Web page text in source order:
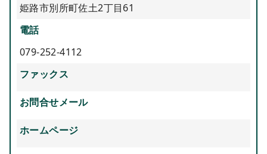
姫路市別所町佐土2丁目61
電話
079-252-4112
ファックス
お問合せメール
ホームページ